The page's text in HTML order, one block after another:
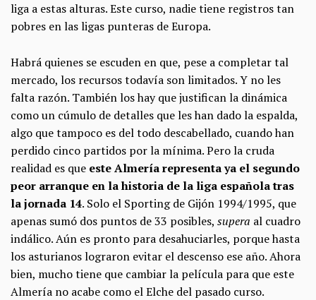
liga a estas alturas. Este curso, nadie tiene registros tan
pobres en las ligas punteras de Europa.
Habrá quienes se escuden en que, pese a completar tal
mercado, los recursos todavía son limitados. Y no les
falta razón. También los hay que justifican la dinámica
como un cúmulo de detalles que les han dado la espalda,
algo que tampoco es del todo descabellado, cuando han
perdido cinco partidos por la mínima. Pero la cruda
realidad es que este Almería representa ya el segundo
peor arranque en la historia de la liga española tras
la jornada 14. Solo el Sporting de Gijón 1994/1995, que
apenas sumó dos puntos de 33 posibles, supera al cuadro
indálico. Aún es pronto para desahuciarles, porque hasta
los asturianos lograron evitar el descenso ese año. Ahora
bien, mucho tiene que cambiar la película para que este
Almería no acabe como el Elche del pasado curso.